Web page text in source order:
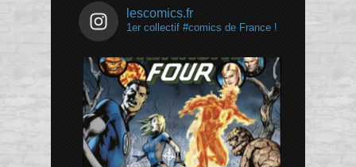
lescomics.fr
1er collectif #comics de France !